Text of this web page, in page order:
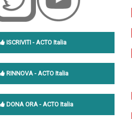
ISCRIVITI - ACTO Italia
RINNOVA - ACTO Italia
DONA ORA - ACTO Italia